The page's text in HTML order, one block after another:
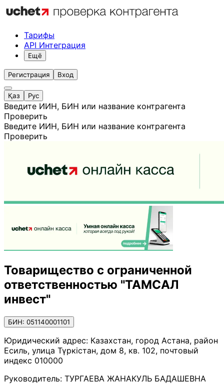
Тарифы
API Интеграция
Ещё
Регистрация Вход
Қаз Рус
Введите ИИН, БИН или название контрагента
Проверить
Введите ИИН, БИН или название контрагента
Проверить
Товарищество с ограниченной
ответственностью "ТАМСАЛ
инвест"
БИН: 051140001101
Юридический адрес: Казахстан, город Астана, район
Есиль, улица Түркістан, дом 8, кв. 102, почтовый
индекс 010000
Руководитель: ТУРГАЕВА ЖАНАКУЛЬ БАДАШЕВНА